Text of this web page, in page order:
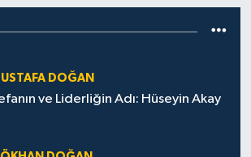
DOĞAN
ve Liderliğin Adı: Hüseyin Akay